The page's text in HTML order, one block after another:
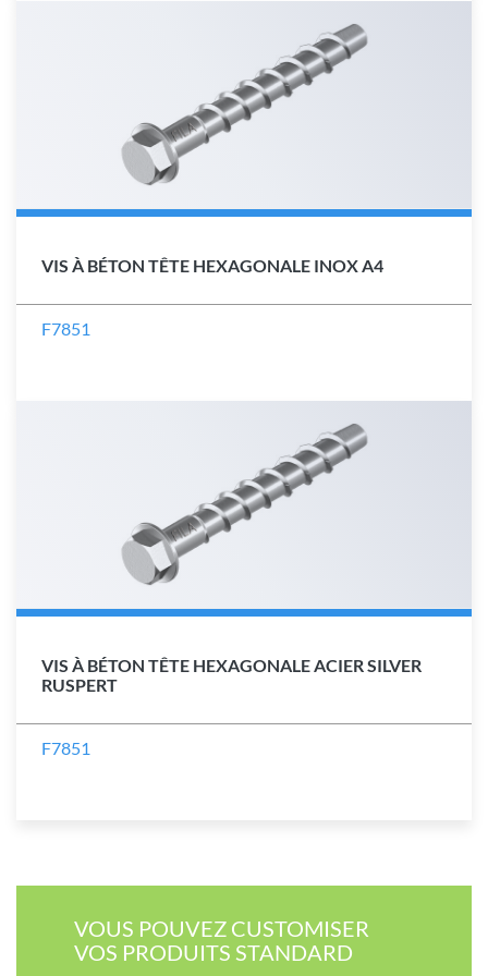
VIS À BÉTON TÊTE HEXAGONALE INOX A4
F7851
VIS À BÉTON TÊTE HEXAGONALE ACIER SILVER
RUSPERT
F7851
VOUS POUVEZ CUSTOMISER​
VOS PRODUITS STANDARD